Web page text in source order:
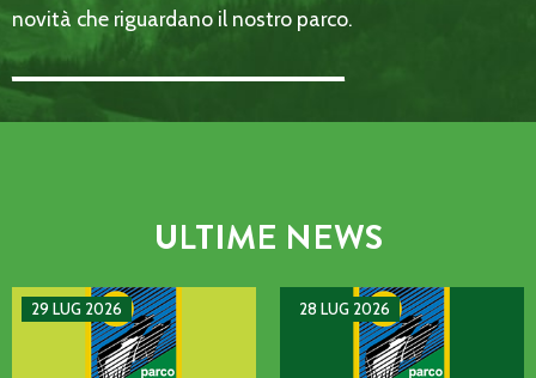
novità che riguardano il nostro parco.
Email Address::: (required)
ULTIME NEWS
29 LUG 2026
AVVISO DI GUASTO SULLA LINEA TELEFONICA DELL’ENTE
28 LUG 2026
MANIFESTAZIONE DI